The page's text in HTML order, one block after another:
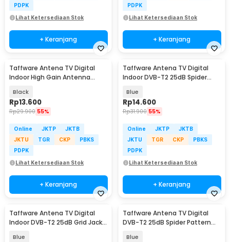
PDPK
Lihat Ketersediaan Stok
+ Keranjang
PDPK
Lihat Ketersediaan Stok
+ Keranjang
Taffware Antena TV Digital
Indoor High Gain Antenna
Black
Rp13.600
Rp29.900 55%
Online JKTP
JKTB
JKTU
TGR CKP
PBKS
PDPK
Lihat Ketersediaan Stok
+ Keranjang
Taffware Antena TV Digital
Indoor DVB-T2 25dB Spider
Blue
Rp14.600
Rp31.900 55%
Online JKTP
JKTB
JKTU
TGR CKP
PBKS
PDPK
Lihat Ketersediaan Stok
+ Keranjang
Taffware Antena TV Digital
Indoor DVB-T2 25dB Grid Jack
Blue
Taffware Antena TV Digital
DVB-T2 25dB Spider Pattern
Blue